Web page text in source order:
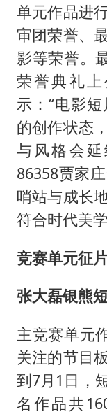
单元作品进
审团荣誉、
影等荣誉。
荣誉典礼
示：“电影
的创作状态
与风格会
86358贾家
哨站与成长
符合时代美
竞赛单元征
张大磊银熊
主竞赛单元
关注的节目
到7月1日，
名作品共